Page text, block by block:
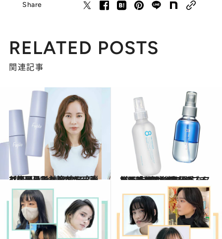
Share
RELATED POSTS
関連記事
2023.6.15
【梅雨の髪対策プチプラコスメ】 Fujikoのミストで雨の日でも フワフワ弾むエアリーヘアをキープ
ビューティ＆ヘルス 2023.6.14
梅雨時期の髪悩みをプチプラでケア “ぺちゃんこ”髪を解消する優秀ミスト トップや後頭部のふんわり感をキープ
ビューティ＆ヘルス